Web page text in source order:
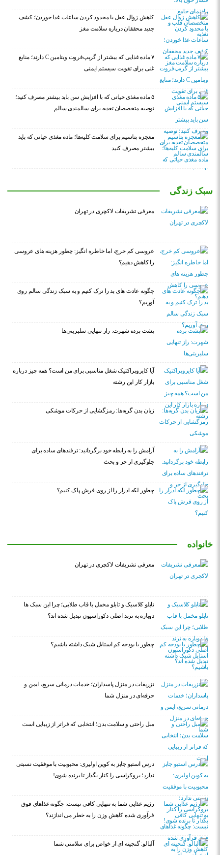
کاهش زوال عقل با محدود کردن ساعات غذا خوردن؛ کشف
جدید محققان درباره سلامت مغز
۷ ماده غذایی که بیشتر از گریپ‌فروت ویتامین C دارند؛ منابع
غنی برای تقویت سیستم ایمنی
۵ ماده مغذی حیاتی که با افزایش سن باید بیشتر مصرف کنید؛
توصیه متخصصان تغذیه برای سالمندی سالم
معجزه پتاسیم برای سلامت کلیه‌ها؛ ماده مغذی حیاتی که باید
بیشتر مصرف کنید
سبک زندگی
معرفی تشریفات لاکچری در تهران
عروسی کم خرج، اما خاطره انگیز: چطور هزینه های عروسی
را کاهش دهیم؟
چگونه عادت‌ های بد را ترک کنیم و به سبک زندگی سالم روی
آوریم؟
پشت پرده شهرت: راز تنهایی سلبریتی‌ها
آیا کایروپراکتیک شغل مناسبی برای من است؟ همه چیز درباره
بازار کار این رشته
زبان بدن گربه‌ها: رمزگشایی از حرکات موشکی
آرامش را به رابطه خود برگردانید: ترفندهای ساده برای
جلوگیری از جر و بحث
چطور لکه ادرار را از روی فرش پاک کنیم؟
خانواده
معرفی تشریفات لاکچری در تهران
تابلو کلاسیک و تابلو مخمل با قاب طلایی؛ چرا این سبک ها
دوباره به ترند اصلی دکوراسیون تبدیل شده اند؟
چطور با بودجه کم استایل شیک داشته باشیم؟
تزریقات در منزل پاسداران؛ خدمات درمانی سریع، ایمن و
حرفه‌ای در منزل شما
مبل راحتی و سلامت بدن؛ انتخابی که فراتر از زیبایی است
درس استیو جابز به کوین اولیری: محبوبیت با موفقیت نسبتی
ندارد؛ بروکراسی را کنار بگذار تا برنده شوی!
رژیم غذایی شما به تنهایی کافی نیست: چگونه غذاهای فوق
فرآوری شده کاهش وزن را به خطر می اندازند؟
آلبالو: گنجینه ای از خواص برای سلامتی شما